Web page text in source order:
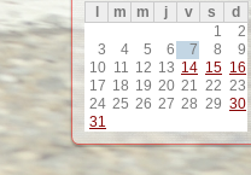
m m j v s
d
1
2
3
4 5 6 7 8
9
10 11 12 13 14 15 16
17 18 19 20 21 22 23
24 25 26 27 28 29 30
31